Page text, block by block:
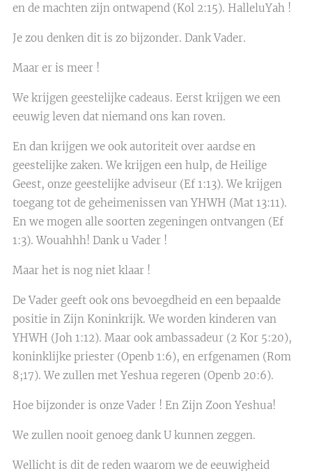
en de machten zijn ontwapend (Kol 2:15). HalleluYah !
Je zou denken dit is zo bijzonder. Dank Vader.
Maar er is meer !
We krijgen geestelijke cadeaus. Eerst krijgen we een
eeuwig leven dat niemand ons kan roven.
En dan krijgen we ook autoriteit over aardse en
geestelijke zaken. We krijgen een hulp, de Heilige
Geest, onze geestelijke adviseur (Ef 1:13). We krijgen
toegang tot de geheimenissen van YHWH (Mat 13:11).
En we mogen alle soorten zegeningen ontvangen (Ef
1:3). Wouahhh! Dank u Vader !
Maar het is nog niet klaar !
De Vader geeft ook ons bevoegdheid en een bepaalde
positie in Zijn Koninkrijk. We worden kinderen van
YHWH (Joh 1:12). Maar ook ambassadeur (2 Kor 5:20),
koninklijke priester (Openb 1:6), en erfgenamen (Rom
8;17). We zullen met Yeshua regeren (Openb 20:6).
Hoe bijzonder is onze Vader ! En Zijn Zoon Yeshua!
We zullen nooit genoeg dank U kunnen zeggen.
Wellicht is dit de reden waarom we de eeuwigheid